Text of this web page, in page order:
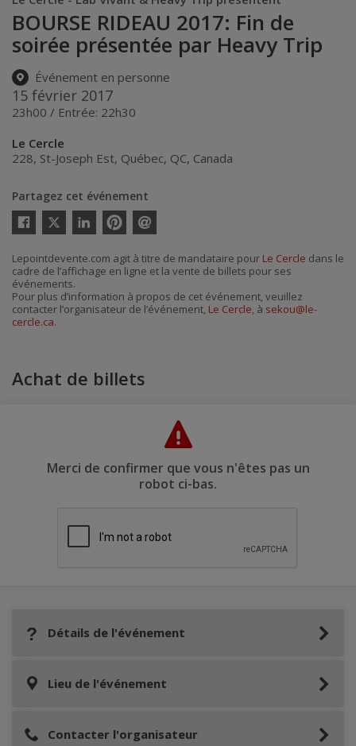
BOURSE RIDEAU 2017: Fin de
soirée présentée par Heavy Trip
Événement en personne
15 février 2017
23h00 / Entrée: 22h30
Le Cercle
228, St-Joseph Est, Québec, QC, Canada
Partagez cet événement
Twitter
courriel
Lepointdevente.com agit à titre de mandataire pour Le Cercle dans le
cadre de l’affichage en ligne et la vente de billets pour ses
événements.
Pour plus d’information à propos de cet événement, veuillez
contacter l’organisateur de l’événement, Le Cercle, à sekou@le-
cercle.ca.
Achat de billets
Merci de confirmer que vous n'êtes pas un
robot ci-bas.
Détails de l'événement
Lieu de l'événement
Contacter l'organisateur